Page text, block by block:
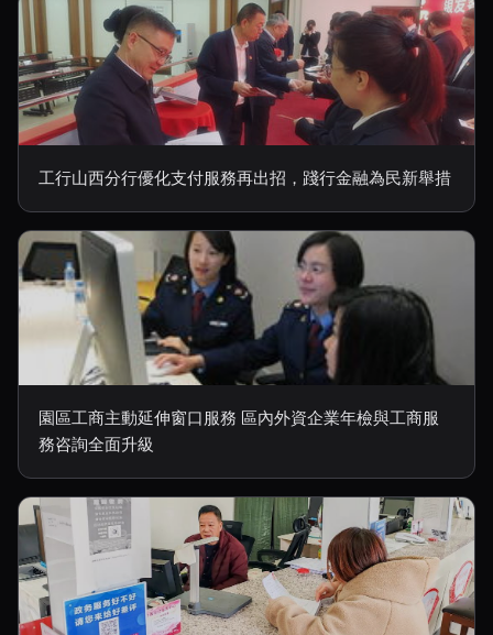
工行山西分行優化支付服務再出招，踐行金融為民新舉措
園區工商主動延伸窗口服務 區內外資企業年檢與工商服
務咨詢全面升級